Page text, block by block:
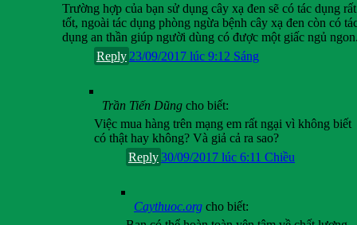
Trường hợp của bạn sử dụng cây xạ đen sẽ có tác dụng rất
tốt, ngoài tác dụng phòng ngừa bệnh cây xạ đen còn có
dụng an thần giúp người dùng có được một giấc ngủ
23/09/2017 lúc 9:12 Sáng
Reply
Trần Tiến Dũng cho biết:
Việc mua hàng trên mạng em rất ngại vì không biết
có thật hay không? Và giả cả ra sao?
30/09/2017 lúc 6:11 Chiều
Reply
Caythuoc.org cho biết: